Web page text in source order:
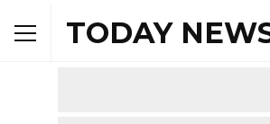
TODAY